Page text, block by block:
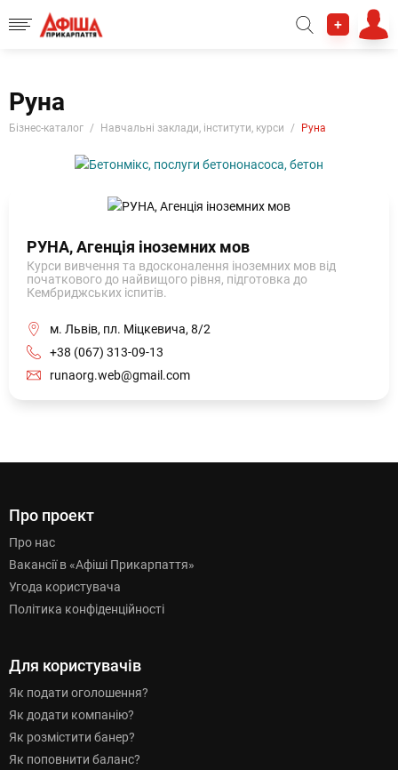
+
Руна
Бізнес-каталог Навчальні заклади, інститути, курси Руна
РУНА, Агенція іноземних мов
Курси вивчення та вдосконалення іноземних мов від
початкового до найвищого рівня, підготовка до
Кембриджських іспитів.
м. Львів, пл. Міцкевича, 8/2
+38 (067) 313-09-13
runaorg.web@gmail.com
Про проект
Про нас
Вакансії в «Афіші Прикарпаття»
Угода користувача
Політика конфіденційності
Для користувачів
Як подати оголошення?
Як додати компанію?
Як розмістити банер?
Як поповнити баланс?